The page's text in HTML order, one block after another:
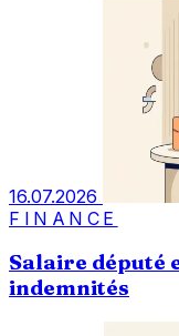
16.07.2026
FINANCE
Salaire député
indemnités